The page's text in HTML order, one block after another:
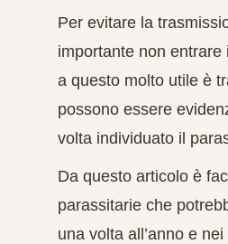
Per evitare la
importante non
a questo molto utile è
possono essere
volta individuato il
Da questo articolo è
parassitarie che
una volta all’anno e